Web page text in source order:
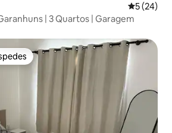
5 de uma
5 (24)
| 3 Quartos | Garagem
dos hóspedes